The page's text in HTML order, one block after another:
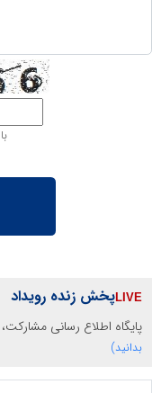
پخش زنده رویداد
پایگاه اطلاع رسانی
بدانید)